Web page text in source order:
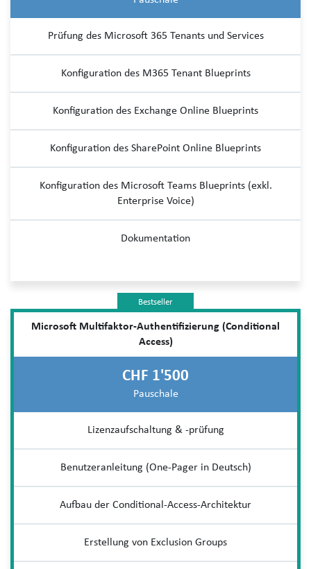
Prüfung des Microsoft 365 Tenants und Services
Konfiguration des M365 Tenant Blueprints
Konfiguration des Exchange Online Blueprints
Konfiguration des SharePoint Online Blueprints
Konfiguration des Microsoft Teams Blueprints (exkl.
Enterprise Voice)
Dokumentation
Bestseller
Microsoft Multifaktor-Authentifizierung (Conditional
Access)
CHF 1'500
Pauschale
Lizenzaufschaltung & -prüfung
Benutzeranleitung (One-Pager in Deutsch)
Aufbau der Conditional-Access-Architektur
Erstellung von Exclusion Groups